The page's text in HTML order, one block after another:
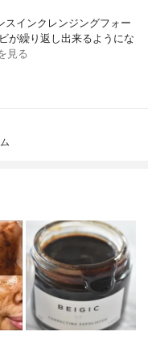
スインクレンジングフォー
が繰り返し出来るようにな
見る